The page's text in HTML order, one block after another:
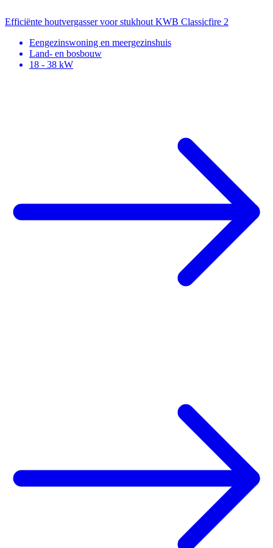
Efficiënte houtvergasser voor stukhout KWB Classicfire 2
Eengezinswoning en meergezinshuis
Land- en bosbouw
18 - 38 kW